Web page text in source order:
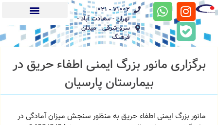
71002 - 021
تهران - سعادت آباد -
سرو شرقی - میدان
فرهنگ
برگزاری مانور بزرگ ایمنی اطفاء حریق در
بیمارستان پارسیان
مانور بزرگ ایمنی اطفاء حریق به منظور سنجش میزان آمادگی در